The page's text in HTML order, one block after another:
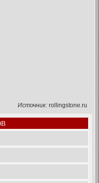
Источник: rollingstone.ru